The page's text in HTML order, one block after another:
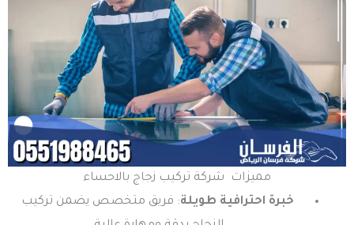
مميزات شركة تركيب زجاج بالاحساء
خبرة احترافية طويلة: فريق متخصص يضمن تركيب